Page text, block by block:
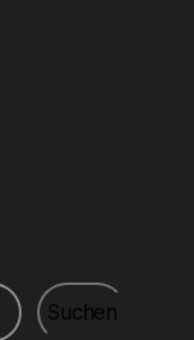
Suchen